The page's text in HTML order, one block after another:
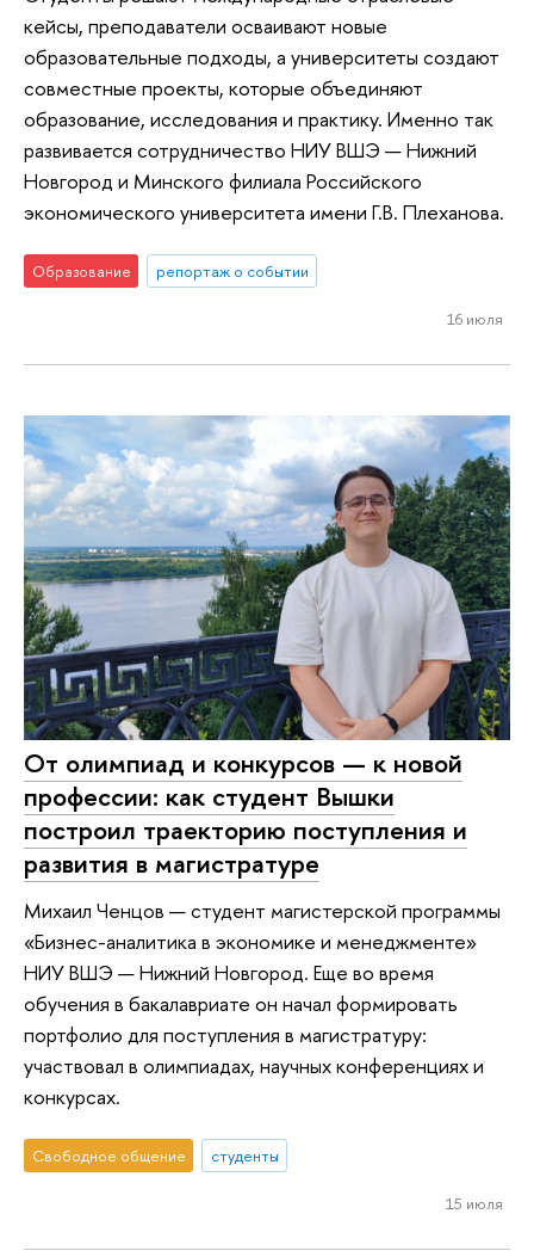
кейсы, преподаватели осваивают новые
образовательные подходы, а университеты создают
совместные проекты, которые объединяют
образование, исследования и практику. Именно так
развивается сотрудничество НИУ ВШЭ — Нижний
Новгород и Минского филиала Российского
экономического университета имени Г.В. Плеханова.
Образование репортаж о событии
16 июля
От олимпиад и конкурсов — к новой
профессии: как студент Вышки
построил траекторию поступления и
развития в магистратуре
Михаил Ченцов — студент магистерской программы
«Бизнес-аналитика в экономике и менеджменте»
НИУ ВШЭ — Нижний Новгород. Еще во время
обучения в бакалавриате он начал формировать
портфолио для поступления в магистратуру:
участвовал в олимпиадах, научных конференциях и
конкурсах.
Свободное общение студенты
15 июля